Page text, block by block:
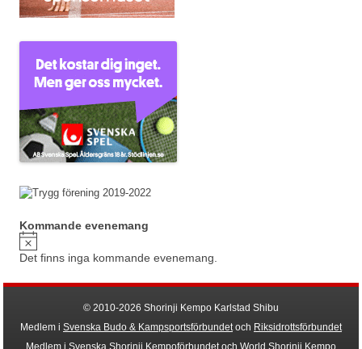
Kommande evenemang
Notis
Det finns inga kommande evenemang.
© 2010-2026 Shorinji Kempo Karlstad Shibu
Medlem i Svenska Budo & Kampsportsförbundetoch Riksidrottsförbundet
Medlem i Svenska Shorinji Kempoförbundet och World Shorinji Kempo